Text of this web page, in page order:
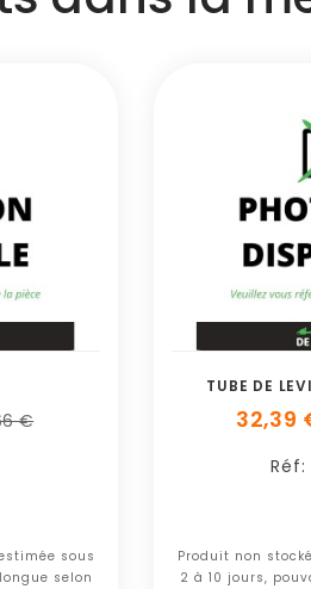
€
sous
selon
TUBE DE
32,39
Réf:
Produit non
2 à 10 jours,